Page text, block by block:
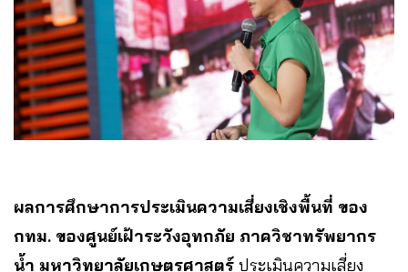
ผลการศึกษาการประเมินความเสี่ยงเชิงพื้นที่ ของ
กทม. ของศูนย์เฝ้าระวังอุทกภัย ภาควิชาทรัพยากร
น้ำ มหาวิทยาลัยเกษตรศาสตร์ ประเมินความเสี่ยง